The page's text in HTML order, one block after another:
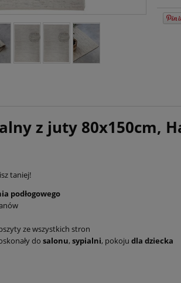
z juty 80x150cm,
taniej!
podłogowego
ze wszystkich stron
do salonu, sypialni, pokoju dla dziecka